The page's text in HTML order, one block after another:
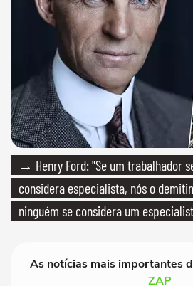
→ Henry Ford: "Se um trabalhador
considera especialista, nós o
ninguém se considera um
As notícias mais importantes
ZAP